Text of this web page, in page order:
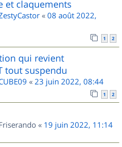
et claquements
« 08 août 2022,
1 2
qui revient
tout suspendu
« 23 juin 2022, 08:44
1 2
« 19 juin 2022, 11:14